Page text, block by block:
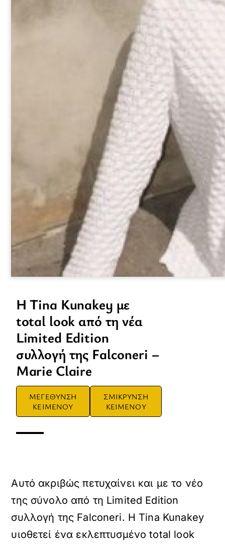
Η Tina Kunakey με
total look από τη νέα
Limited Edition
συλλογή της Falconeri –
Marie Claire
ΜΕΓΕΘΥΝΣΗ
ΚΕΙΜΕΝΟΥ
ΣΜΙΚΡΥΝΣΗ
ΚΕΙΜΕΝΟΥ
Αυτό ακριβώς πετυχαίνει και με το νέο
της σύνολο από τη Limited Edition
συλλογή της Falconeri. Η Tina Kunakey
υιοθετεί ένα εκλεπτυσμένο total look